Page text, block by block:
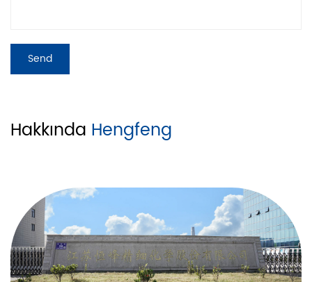
Hakkında Hengfeng